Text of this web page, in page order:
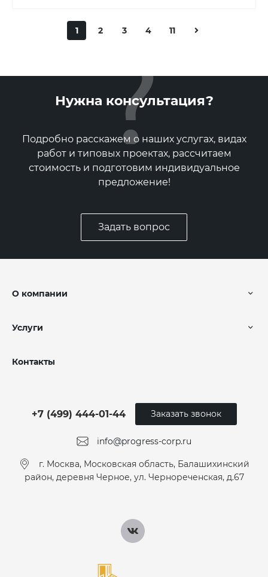
1 2 3 4 11
Нужна консультация?
Подробно расскажем о наших услугах, видах
работ и типовых проектах, рассчитаем
стоимость и подготовим индивидуальное
предложение!
Задать вопрос
О компании
Услуги
Контакты
info@progress-corp.ru
+7 (499) 444-01-44
г. Москва, Московская область, Балашихинский
район, деревня Черное, ул. Чернореченская, д.67
Заказать звонок